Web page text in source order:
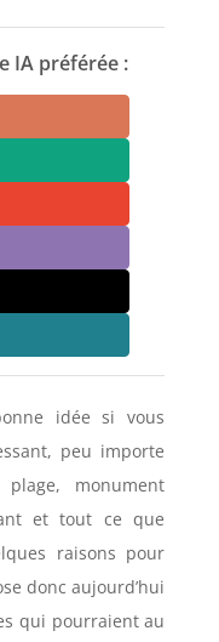
IA préférée :
idée si vous
peu importe
monument
et tout ce que
raisons pour
donc aujourd’hui
qui pourraient au